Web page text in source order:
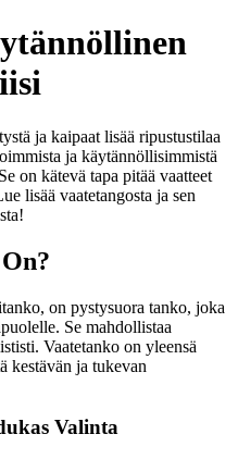
ja kaipaat lisää ripustustilaa
ja käytännöllisimmistä
on kätevä tapa pitää vaatteet
lisää vaatetangosta ja sen
on pystysuora tanko, joka
Se mahdollistaa
Vaatetanko on yleensä
kestävän ja tukevan
Valinta